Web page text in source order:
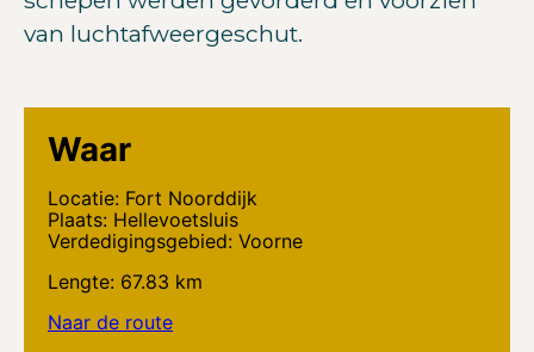
van luchtafweergeschut.
Waar
Locatie: Fort Noorddijk
Plaats: Hellevoetsluis
Verdedigingsgebied: Voorne
Lengte: 67.83 km
Naar de route